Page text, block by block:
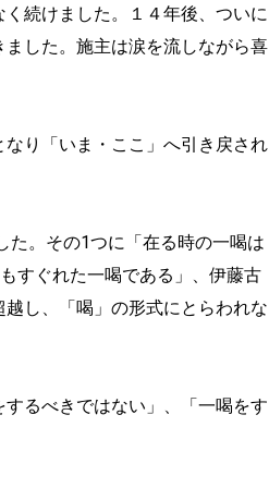
続けました。１４年後、ついに
した。施主は涙を流しながら喜
り「いま・ここ」へ引き戻され
た。その1つに「在る時の一喝は
すぐれた一喝である」、伊藤古
し、「喝」の形式にとらわれな
るべきではない」、「一喝をす